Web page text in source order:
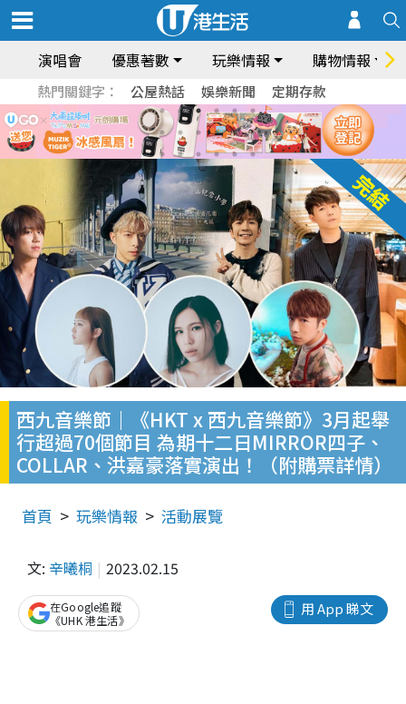
演唱會 優惠著數 玩樂情報 購物情報
熱門關鍵字： 公屋熱話 娛樂新聞 定期存款
西九音樂節｜《HKT x 西九音樂節》3月起舉
行超過70個節目 為期十二日MIRROR四子、
COLLAR、洪嘉豪落實演出！（附購票詳情）
首頁 玩樂情報 活動展覽
文: 辛曦桐 2023.02.15
用 App 睇文
在Google追蹤
《UHK 港生活》